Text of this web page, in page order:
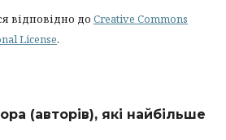
відповідно до Creative Commons
License.
(авторів), які найбільше